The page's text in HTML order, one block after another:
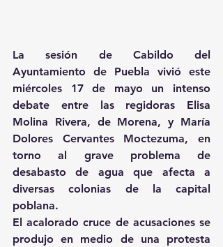
La sesión de Cabildo del
Ayuntamiento de Puebla vivió este
miércoles 17 de mayo un intenso
debate entre las regidoras Elisa
Molina Rivera, de Morena, y María
Dolores Cervantes Moctezuma, en
torno al grave problema de
desabasto de agua que afecta a
diversas colonias de la capital
poblana.
El acalorado cruce de acusaciones se
produjo en medio de una protesta